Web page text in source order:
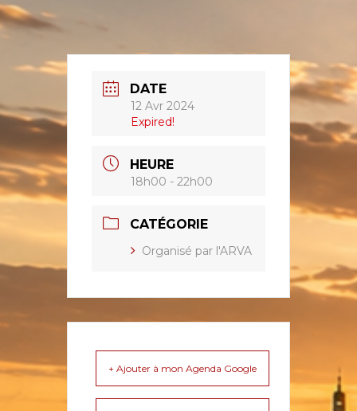
DATE
12 Avr 2024
Expired!
HEURE
18h00 - 22h00
CATÉGORIE
Organisé par l'ARVA
+ Ajouter à mon Agenda Google